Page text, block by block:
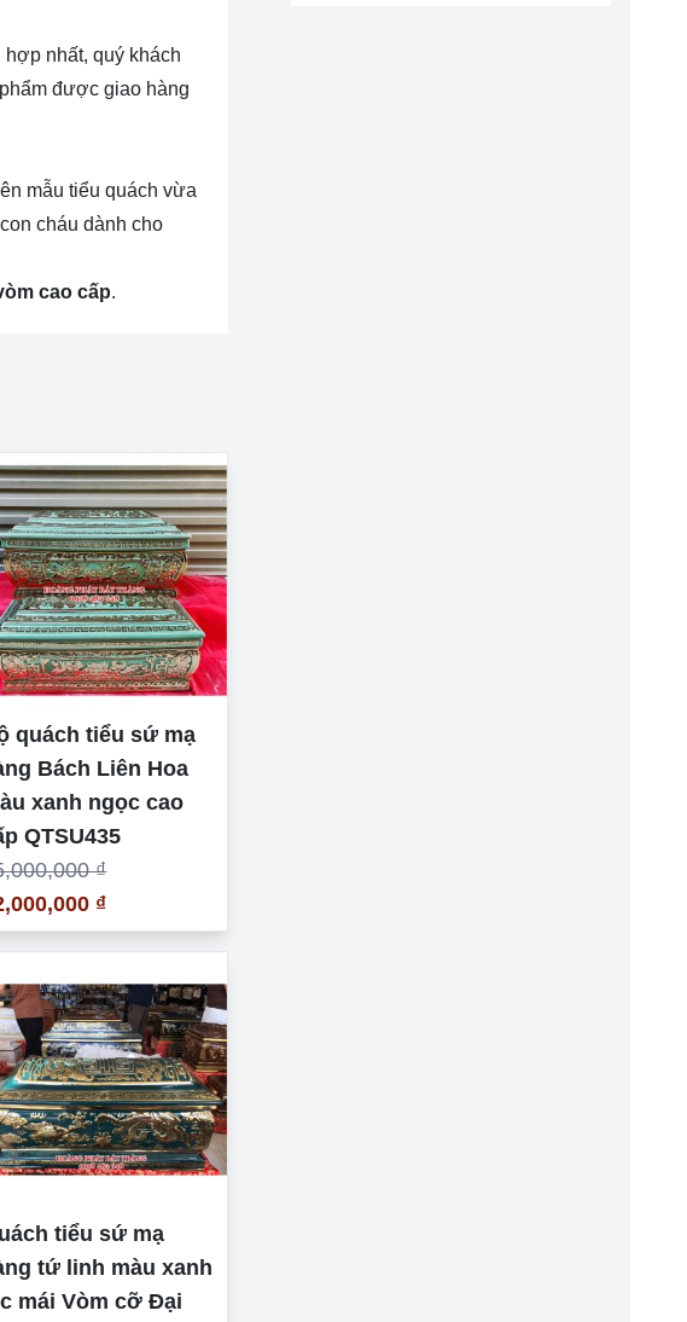
hợp nhất, quý khách
được giao hàng
mẫu tiểu quách vừa
cháu dành cho
cao cấp.
quách tiểu sứ mạ
Bách Liên Hoa
xanh ngọc cao
QTSU435
₫
₫
tiểu sứ mạ
tứ linh màu xanh
mái Vòm cỡ Đại